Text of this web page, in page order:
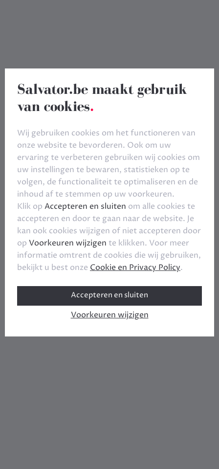
Salvator.be maakt gebruik
van cookies.
Wij gebruiken cookies om het functioneren van
onze website te bevorderen. Ook om uw
ervaring te verbeteren gebruiken wij cookies om
uw instellingen te bewaren, statistieken op te
volgen, de functionaliteit te optimaliseren en de
inhoud af te stemmen op uw voorkeuren.
Klik op Accepteren en sluiten om alle cookies te
accepteren en door te gaan naar de website. Je
kan ook cookies wijzigen of niet accepteren door
op Voorkeuren wijzigen te klikken. Voor meer
informatie omtrent de cookies die wij gebruiken,
bekijkt u best onze Cookie en Privacy Policy.
Accepteren en sluiten
Voorkeuren wijzigen